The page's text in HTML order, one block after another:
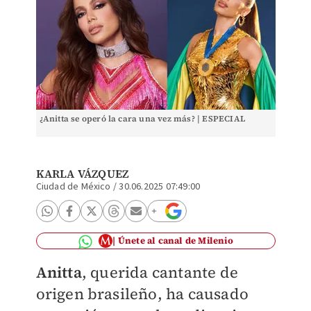
¿Anitta se operó la cara una vez más? | ESPECIAL
KARLA VÁZQUEZ
Ciudad de México /30.06.2025 07:49:00
Únete al canal de Milenio
Anitta, querida cantante de
origen brasileño, ha causado